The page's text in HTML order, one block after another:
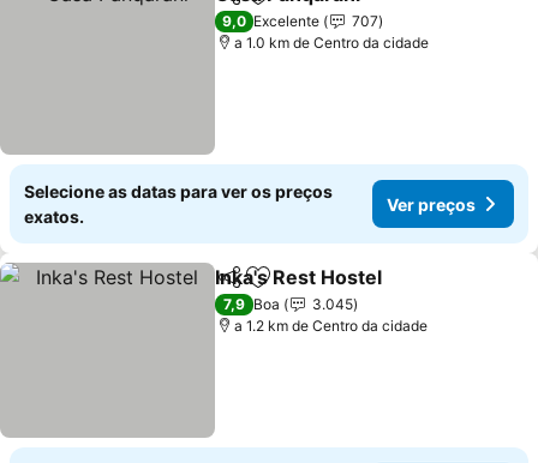
PartilharAdicionar aos favoritos
9,0 Excelente
707
a 1.0 km de Centro da cidade
Selecione as datas para ver os preços
exatos.
Ver preços
PartilharAdicionar aos favoritos
Inka's Rest Hostel
7,9 Boa
3.045
a 1.2 km de Centro da cidade